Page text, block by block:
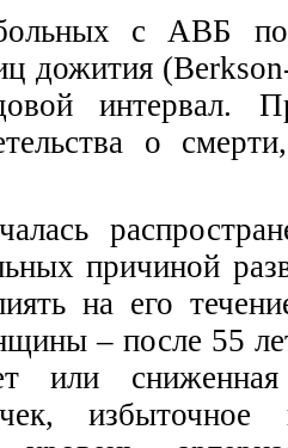
с АВБ
дожития
интервал.
о
причиной
на его
– после 55
или